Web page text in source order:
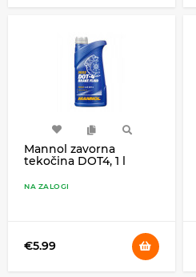
Mannol zavorna
tekočina DOT4, 1 l
NA ZALOGI
€5.99